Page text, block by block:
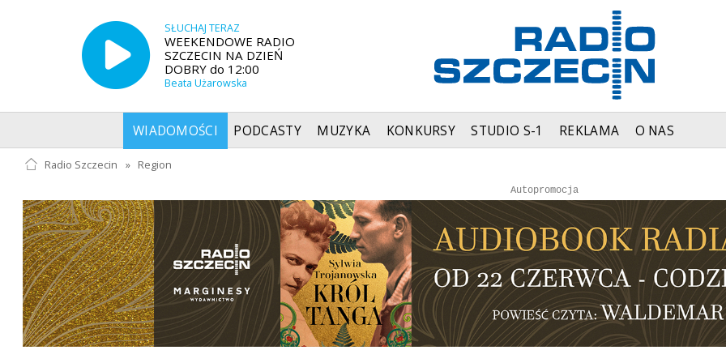
SŁUCHAJ TERAZ
WEEKENDOWE RADIO
SZCZECIN NA DZIEŃ
DOBRY do 12:00
Beata Użarowska
WIADOMOŚCI PODCASTY MUZYKA KONKURSY STUDIO S-1 REKLAMA O NAS
Radio Szczecin » Region
Autopromocja
Reklama
Autopromocja